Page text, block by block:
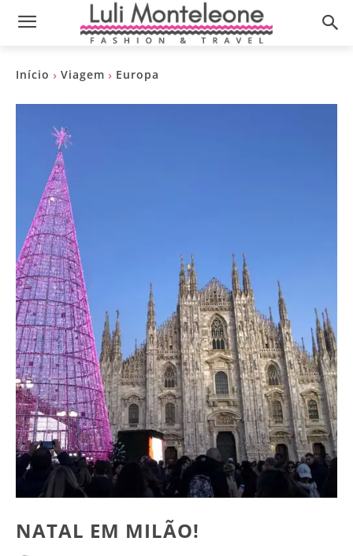
Início Viagem Europa
NATAL EM MILÃO!